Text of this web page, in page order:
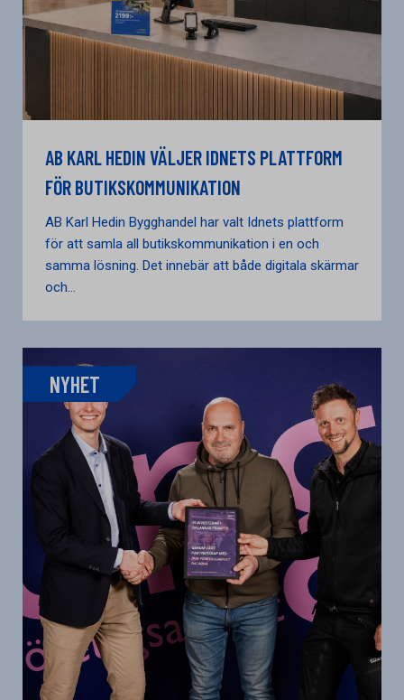
AB KARL HEDIN VÄLJER IDNETS PLATTFORM
FÖR BUTIKSKOMMUNIKATION
AB Karl Hedin Bygghandel har valt Idnets plattform
för att samla all butikskommunikation i en och
samma lösning. Det innebär att både digitala skärmar
och...
NYHET